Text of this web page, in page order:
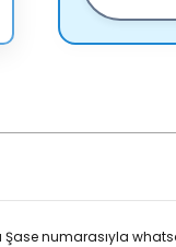
Şase numarasıyla